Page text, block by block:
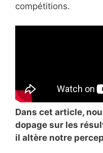
compétitions.
Dans cet article,
dopage sur les
il altère notre